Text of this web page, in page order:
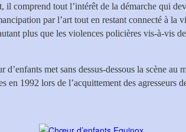
il comprend tout l’intérêt de la démarche qui
par l’art tout en restant connecté à la
plus que les violences policières vis-à-vis
met sans dessus-dessous la scène au
en 1992 lors de l’acquittement des agresseurs